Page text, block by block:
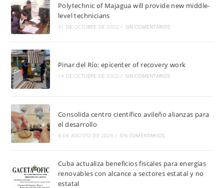
Polytechnic of Majagua will provide new middle-
level technicians
31 DE OCTUBRE DE 2022 / SIN COMENTARIOS
Pinar del Río: epicenter of recovery work
14 DE OCTUBRE DE 2022 / SIN COMENTARIOS
Consolida centro científico avileño alianzas para
el desarrollo
8 DE AGOSTO DE 2026 / SIN COMENTARIOS
Cuba actualiza beneficios fiscales para energías
renovables con alcance a sectores estatal y no
estatal